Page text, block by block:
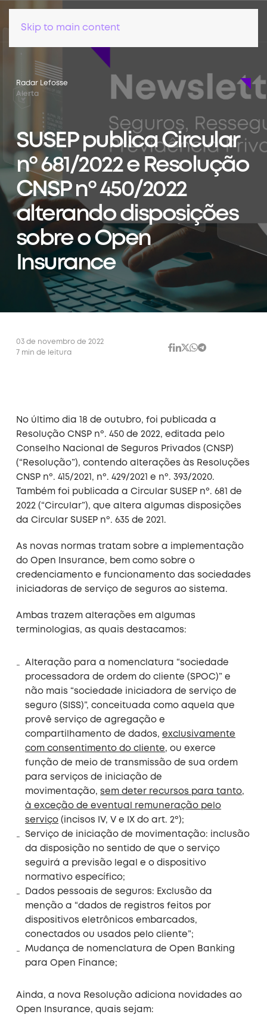
Skip to main content
Radar Lefosse
Alerta
SUSEP publica Circular
nº 681/2022 e Resolução
CNSP nº 450/2022
alterando disposições
sobre o Open
Insurance
03 de novembro de 2022
7 min de leitura
No último dia 18 de outubro, foi publicada a
Resolução CNSP nº. 450 de 2022, editada pelo
Conselho Nacional de Seguros Privados (CNSP)
(“Resolução”), contendo alterações às Resoluções
CNSP nº. 415/2021, nº. 429/2021 e nº. 393/2020.
Também foi publicada a Circular SUSEP nº. 681 de
2022 (“Circular”), que altera algumas disposições
da Circular SUSEP nº. 635 de 2021.
As novas normas tratam sobre a implementação
do Open Insurance, bem como sobre o
credenciamento e funcionamento das sociedades
iniciadoras de serviço de seguros ao sistema.
Ambas trazem alterações em algumas
terminologias, as quais destacamos:
Alteração para a nomenclatura “sociedade
processadora de ordem do cliente (SPOC)” e
não mais “sociedade iniciadora de serviço de
seguro (SISS)”, conceituada como aquela que
provê serviço de agregação e
compartilhamento de dados,exclusivamente
com consentimento do cliente, ou exerce
função de meio de transmissão de sua ordem
para serviços de iniciação de
movimentação,sem deter recursos para tanto,
à exceção de eventual remuneração pelo
serviço (incisos IV, V e IX do art. 2º);
Serviço de iniciação de movimentação: inclusão
da disposição no sentido de que o serviço
seguirá a previsão legal e o dispositivo
normativo específico;
Dados pessoais de seguros: Exclusão da
menção a “dados de registros feitos por
dispositivos eletrônicos embarcados,
conectados ou usados pelo cliente”;
Mudança de nomenclatura de Open Banking
para Open Finance;
Ainda, a nova Resolução adiciona novidades ao
Open Insurance, quais sejam: